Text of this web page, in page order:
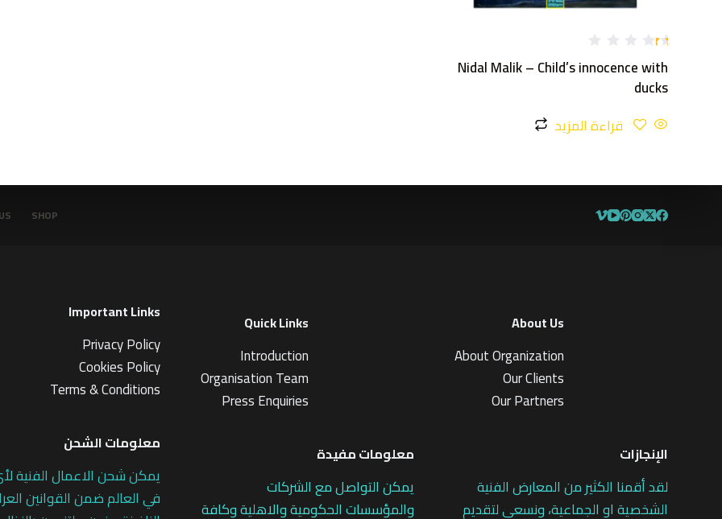
ال
ت
ق
م
م
5
Nidal Malik – Child’s innocence with
ducks
قراءة المزيد
SHOP
About Us
About Organization
Our Clients
Our Partners
الإنجازات
لقد أقمنا الكثير من المعارض الفنية
الشخصية او الجماعية، ونسعى لتقديم
Quick Links
Introduction
Organisation Team
Press Enquiries
معلومات مفيدة
يمكن التواصل مع الشركات
والمؤسسات الحكومية والاهلية وكافة
Important Links
Privacy Policy
Cookies Policy
Terms & Conditions
معلومات الشحن
يمكن شحن الاعمال الفنية
في العالم ضمن القوانين